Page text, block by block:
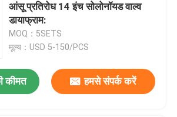
आंसू प्रतिरोध 14 इंच सोलोनॉयड वाल्व
डायाफ्राम:
MOQ：5SETS
मूल्य：USD 5-150/PCS
कीमत हमसे संपर्क करें